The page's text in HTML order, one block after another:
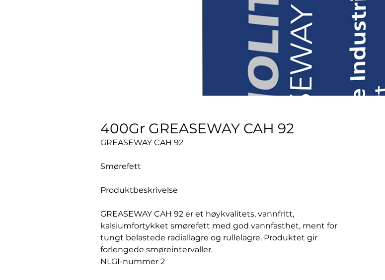
400Gr GREASEWAY CAH 92
GREASEWAY CAH 92
Smørefett
Produktbeskrivelse
GREASEWAY CAH 92 er et høykvalitets, vannfritt,
kalsiumfortykket smørefett med god vannfasthet, ment for
tungt belastede radiallagre og rullelagre. Produktet gir
forlengede smøreintervaller.
NLGI-nummer 2